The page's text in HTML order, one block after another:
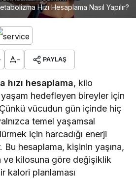
Hızı Hesaplama Nasıl Yapılır?
- PAYLAŞ
hızı hesaplama, kilo
yaşam hedefleyen bireyler için
vücudun gün içinde hiç
temel yaşamsal
için harcadığı enerji
Bu hesaplama, kişinin yaşına,
ve kilosuna göre değişiklik
kalori planlaması